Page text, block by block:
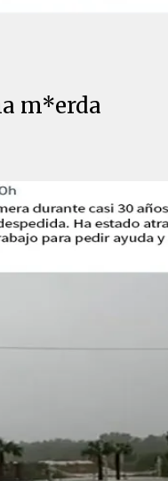
m*erda